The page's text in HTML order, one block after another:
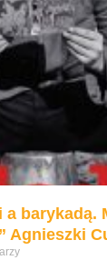
barykadą.
Agnieszki